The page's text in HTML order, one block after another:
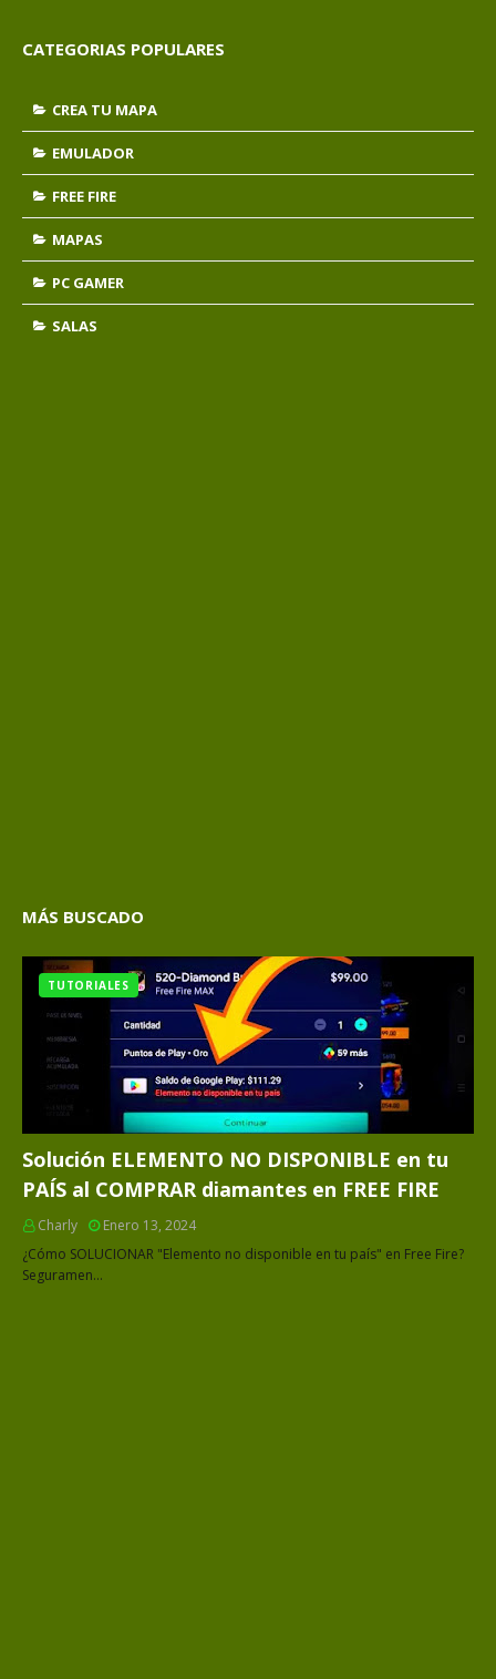
CATEGORIAS POPULARES
CREA TU MAPA
EMULADOR
FREE FIRE
MAPAS
PC GAMER
SALAS
MÁS BUSCADO
TUTORIALES
Solución ELEMENTO NO DISPONIBLE en tu
PAÍS al COMPRAR diamantes en FREE FIRE
Charly
Enero 13, 2024
¿Cómo SOLUCIONAR "Elemento no disponible en tu país" en Free Fire?
Seguramen…